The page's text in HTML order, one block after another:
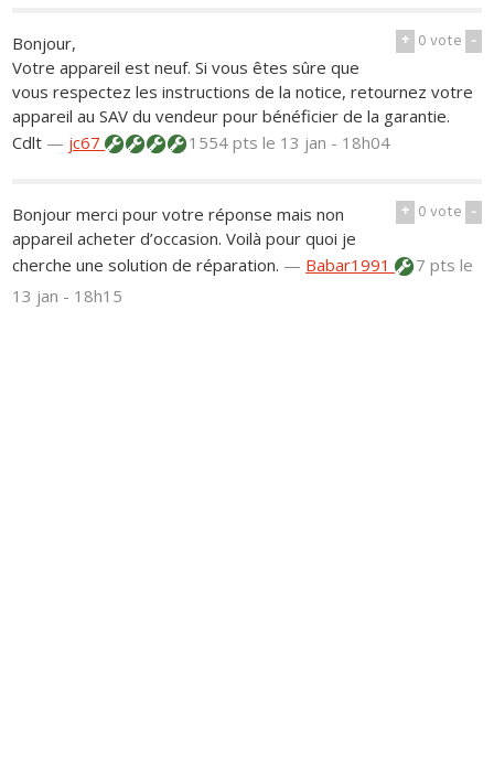
+ 0vote -
Bonjour,
Votre appareil est neuf. Si vous êtes sûre que
vous respectez les instructions de la notice, retournez votre
appareil au SAV du vendeur pour bénéficier de la garantie.
Cdlt — jc67 1554 ptsle 13 jan - 18h04
+ 0vote -
Bonjour merci pour votre réponse mais non
appareil acheter d’occasion. Voilà pour quoi je
cherche une solution de réparation. — Babar1991 7 ptsle
13 jan - 18h15